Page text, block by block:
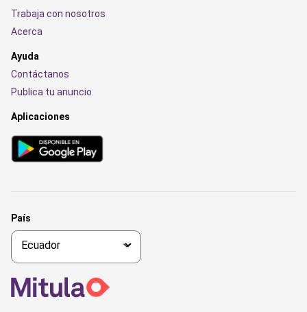
Trabaja con nosotros
Acerca
Ayuda
Contáctanos
Publica tu anuncio
Aplicaciones
País